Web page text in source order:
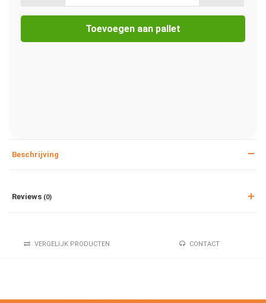
Toevoegen aan pallet
Beschrijving
Reviews (0)
VERGELIJK PRODUCTEN CONTACT